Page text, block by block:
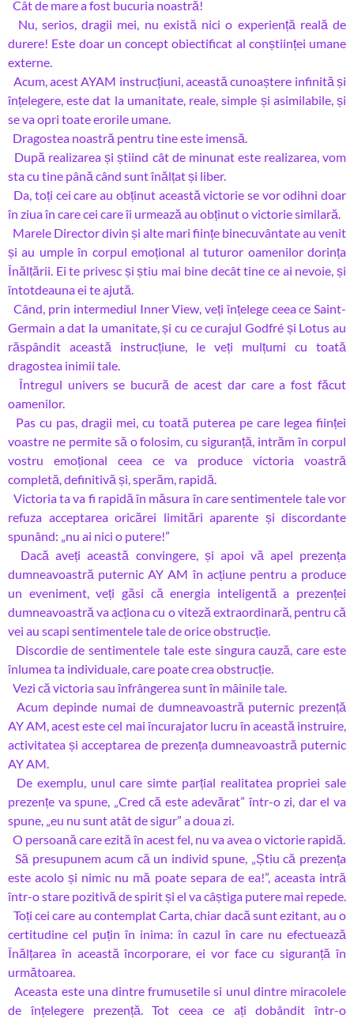
Cât de mare a fost bucuria noastră!
Nu, serios, dragii mei, nu există nici o experiență reală de
durere! Este doar un concept obiectificat al conștiinței umane
externe.
Acum, acest AYAM instrucțiuni, această cunoaștere infinită și
înțelegere, este dat la umanitate, reale, simple și asimilabile, și
se va opri toate erorile umane.
Dragostea noastră pentru tine este imensă.
După realizarea și știind cât de minunat este realizarea, vom
sta cu tine până când sunt înălțat și liber.
Da, toți cei care au obținut această victorie se vor odihni doar
în ziua în care cei care îi urmează au obținut o victorie similară.
Marele Director divin și alte mari ființe binecuvântate au venit
și au umple în corpul emoțional al tuturor oamenilor dorința
Înălțării. Ei te privesc și știu mai bine decât tine ce ai nevoie, și
întotdeauna ei te ajută.
Când, prin intermediul Inner View, veți înțelege ceea ce Saint-
Germain a dat la umanitate, și cu ce curajul Godfré și Lotus au
răspândit această instrucțiune, le veți mulțumi cu toată
dragostea inimii tale.
Întregul univers se bucură de acest dar care a fost făcut
oamenilor.
Pas cu pas, dragii mei, cu toată puterea pe care legea ființei
voastre ne permite să o folosim, cu siguranță, intrăm în corpul
vostru emoțional ceea ce va produce victoria voastră
completă, definitivă și, sperăm, rapidă.
Victoria ta va fi rapidă în măsura în care sentimentele tale vor
refuza acceptarea oricărei limitări aparente și discordante
spunând: „nu ai nici o putere!”
Dacă aveți această convingere, și apoi vă apel prezența
dumneavoastră puternic AY AM în acțiune pentru a produce
un eveniment, veți găsi că energia inteligentă a prezenței
dumneavoastră va acționa cu o viteză extraordinară, pentru că
vei au scapi sentimentele tale de orice obstrucție.
Discordie de sentimentele tale este singura cauză, care este
înlumea ta individuale, care poate crea obstrucție.
Vezi că victoria sau înfrângerea sunt în mâinile tale.
Acum depinde numai de dumneavoastră puternic prezență
AY AM, acest este cel mai încurajator lucru în această instruire,
activitatea și acceptarea de prezența dumneavoastră puternic
AY AM.
De exemplu, unul care simte parțial realitatea propriei sale
prezențe va spune, „Cred că este adevărat” într-o zi, dar el va
spune, „eu nu sunt atât de sigur” a doua zi.
O persoană care ezită în acest fel, nu va avea o victorie rapidă.
Să presupunem acum că un individ spune, „Știu că prezența
este acolo și nimic nu mă poate separa de ea!”, aceasta intră
într-o stare pozitivă de spirit și el va câștiga putere mai repede.
Toți cei care au contemplat Carta, chiar dacă sunt ezitant, au o
certitudine cel puțin în inima: în cazul în care nu efectuează
Înălțarea în această încorporare, ei vor face cu siguranță în
următoarea.
Aceasta este una dintre frumusetile si unul dintre miracolele
de înțelegere prezență. Tot ceea ce ați dobândit într-o